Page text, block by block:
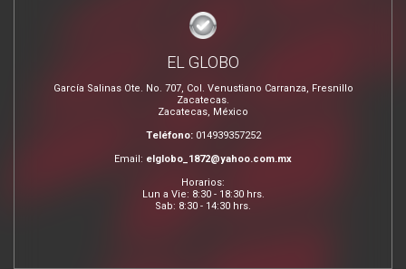
EL GLOBO
García Salinas Ote. No. 707, Col. Venustiano Carranza, Fresnillo
Zacatecas.
Zacatecas, México
Teléfono: 014939357252
Email: elglobo_1872@yahoo.com.mx
Horarios:
Lun a Vie: 8:30 - 18:30 hrs.
Sab: 8:30 - 14:30 hrs.